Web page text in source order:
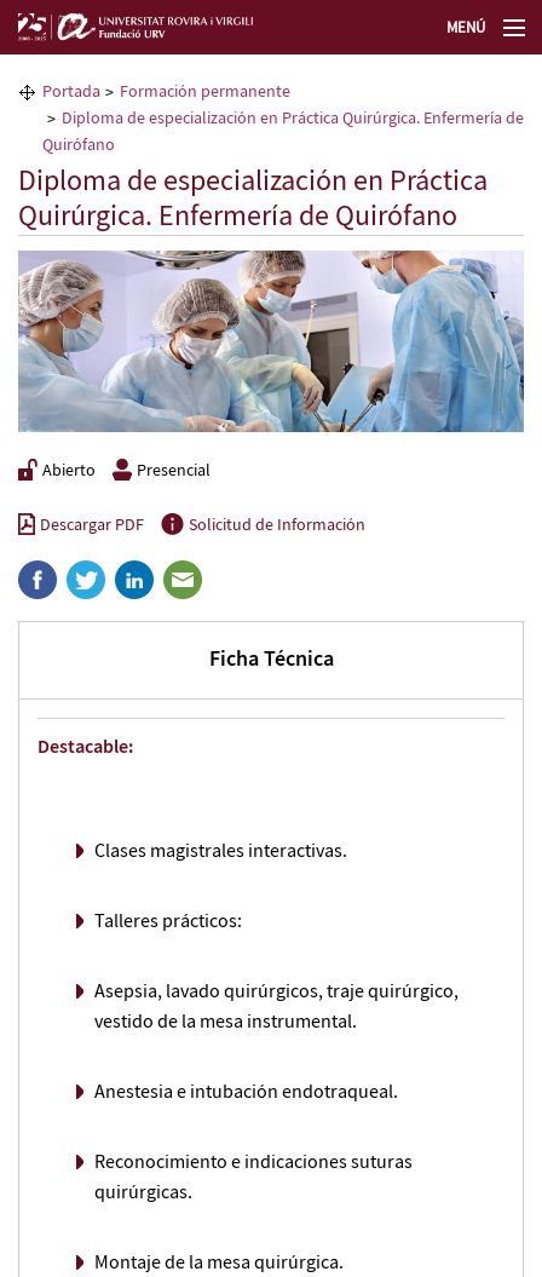
MENÚ
La Fundación URV
Formación permanente
Transferencia de tecnología
Selecciona un idioma
Portada
Formación permanente
Diploma de especialización en Práctica Quirúrgica. Enfermería de
Quirófano
Diploma de especialización en Práctica
Quirúrgica. Enfermería de Quirófano
Abierto Presencial
Descargar PDF Solicitud de Información
Ficha Técnica
Destacable:
Clases magistrales interactivas.
Talleres prácticos:
Asepsia, lavado quirúrgicos, traje quirúrgico,
vestido de la mesa instrumental.
Anestesia e intubación endotraqueal.
Reconocimiento e indicaciones suturas
quirúrgicas.
Montaje de la mesa quirúrgica.